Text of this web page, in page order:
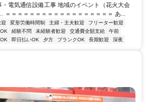
電気通信設備工事 地域のイベント（花火大会
＝＝＝＝＝＝＝＝＝＝＝＝＝＝＝＝＝ あ...
変形労働時間制 主婦・主夫歓迎
フリーター歓迎
経験不問 未経験者歓迎 交通費全額支給
午前
即日払いOK 夕方 ブランクOK 長期歓迎 深夜